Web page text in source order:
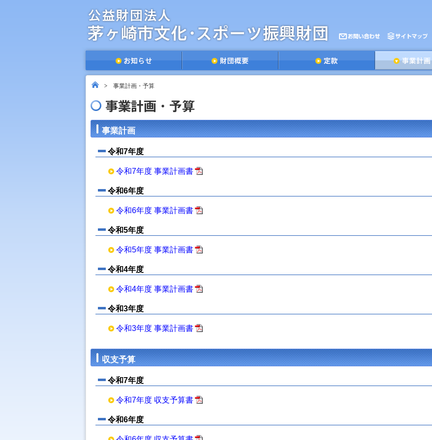
事業計画・予算
事業計画
令和7年度
令和7年度 事業計画書
令和6年度
令和6年度 事業計画書
令和5年度
令和5年度 事業計画書
令和4年度
令和4年度 事業計画書
令和3年度
令和3年度 事業計画書
収支予算
令和7年度
令和7年度 収支予算書
令和6年度